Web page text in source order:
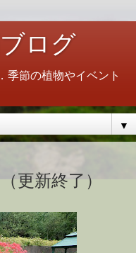
ログ
季節の植物やイベント
▼
更新終了）